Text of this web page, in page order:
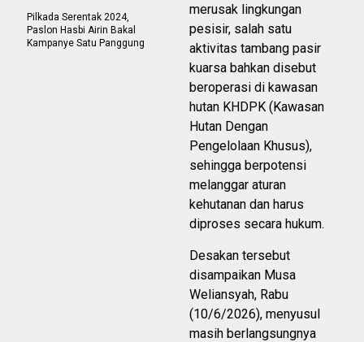
merusak lingkungan
pesisir, salah satu
aktivitas tambang pasir
kuarsa bahkan disebut
beroperasi di kawasan
hutan KHDPK (Kawasan
Hutan Dengan
Pengelolaan Khusus),
sehingga berpotensi
melanggar aturan
kehutanan dan harus
diproses secara hukum.
Desakan tersebut
disampaikan Musa
Weliansyah, Rabu
(10/6/2026), menyusul
masih berlangsungnya
Pilkada Serentak 2024,
Paslon Hasbi Airin Bakal
Kampanye Satu Panggung